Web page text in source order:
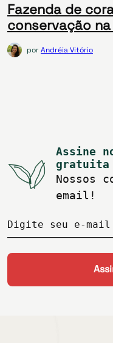
Fazenda de
conservação na
porAndréia Vitório
Assine
gratuita
Nossos
email!
Digite seu e-mail